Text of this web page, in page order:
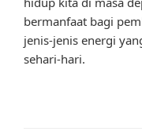
bermanfaat bagi
jenis-jenis energi
sehari-hari.